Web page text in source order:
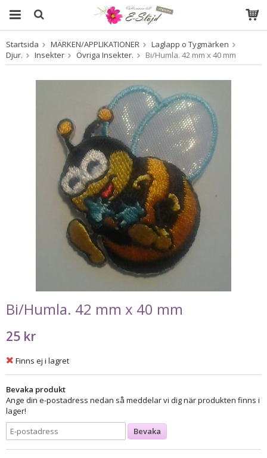
Produkten har blivit tillagd i varukorgen
Startsida MÄRKEN/APPLIKATIONER
Laglapp o Tygmärken
Djur.
Insekter Övriga Insekter. Bi/Humla. 42 mm x 40 mm
Bi/Humla. 42 mm x 40 mm
25 kr
Finns ej i lagret
Bevaka produkt
Ange din e-postadress nedan så meddelar vi dig när produkten finns i
lager!
Bevaka